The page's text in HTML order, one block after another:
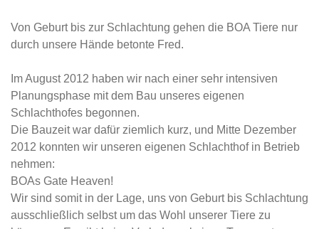
Von Geburt bis zur Schlachtung gehen die BOA Tiere nur
durch unsere Hände betonte Fred.
Im August 2012 haben wir nach einer sehr intensiven
Planungsphase mit dem Bau unseres eigenen
Schlachthofes begonnen.
Die Bauzeit war dafür ziemlich kurz, und Mitte Dezember
2012 konnten wir unseren eigenen Schlachthof in Betrieb
nehmen:
BOAs Gate Heaven!
Wir sind somit in der Lage, uns von Geburt bis Schlachtung
ausschließlich selbst um das Wohl unserer Tiere zu